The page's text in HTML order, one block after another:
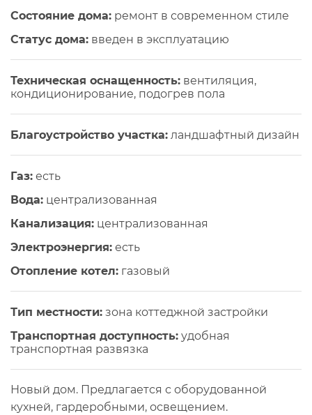
Состояние дома: ремонт в современном стиле
Статус дома: введен в эксплуатацию
Техническая оснащенность: вентиляция,
кондиционирование, подогрев пола
Благоустройство участка: ландшафтный дизайн
Газ: есть
Вода: централизованная
Канализация: централизованная
Электроэнергия: есть
Отопление котел: газовый
Тип местности: зона коттеджной застройки
Транспортная доступность: удобная
транспортная развязка
Новый дом. Предлагается с оборудованной
кухней, гардеробными, освещением.